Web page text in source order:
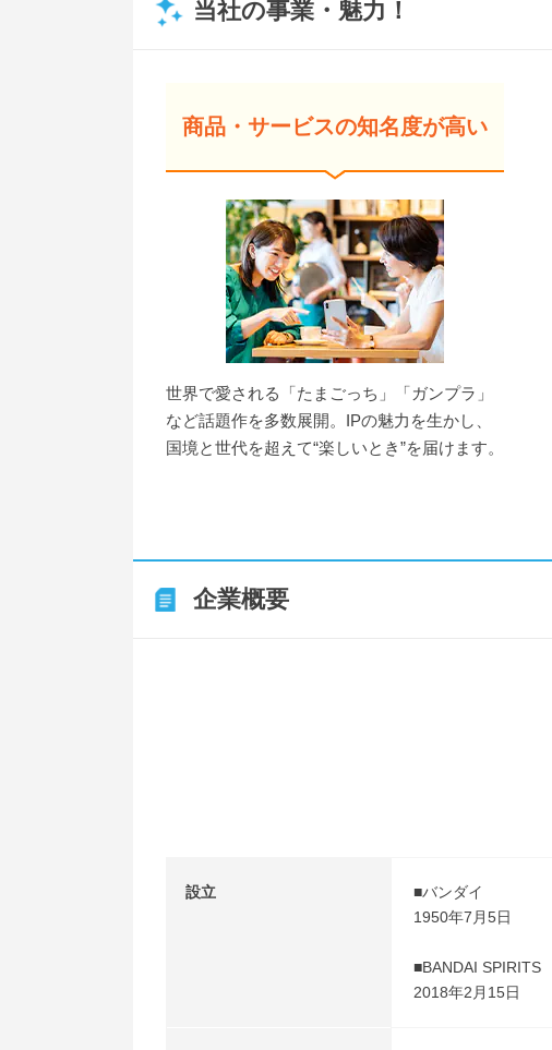
当社の事業・魅力！
商品・サービスの知名度が高い
世界で愛される「たまごっち」「ガンプラ」
など話題作を多数展開。IPの魅力を生かし、
国境と世代を超えて“楽しいとき”を届けます。
企業概要
設立
■バンダイ
1950年7月5日
■BANDAI SPIRITS
2018年2月15日